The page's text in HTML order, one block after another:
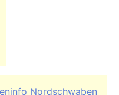
Nordschwaben